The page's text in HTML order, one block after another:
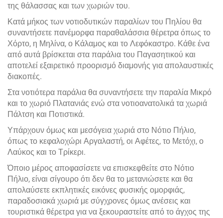
της θάλασσας και των χωριών του.
Κατά μήκος των νοτιοδυτικών παραλίων του Πηλίου θα
συναντήσετε πανέμορφα παραθαλάσσια θέρετρα όπως το
Χόρτο, η Μηλίνα, ο Κάλαμος και το Λεφόκαστρο. Κάθε ένα
από αυτά βρίσκεται στα παράλια του Παγασητικού και
αποτελεί εξαιρετικό προορισμό διαμονής για απολαυστικές
διακοπές.
Στα νοτιότερα παράλια θα συναντήσετε την παραλία Μικρό
και το χωριό Πλατανιάς ενώ στα νοτιοανατολικά τα χωριά
Πάλτση και Ποτιστικά.
Υπάρχουν όμως και μεσόγεια χωριά στο Νότιο Πήλιο,
όπως το κεφαλοχώρι Αργαλαστή, οι Αφέτες, το Μετόχι, ο
Λαύκος και το Τρίκερι.
Όποιο μέρος αποφασίσετε να επισκεφθείτε στο Νότιο
Πήλιο, είναι σίγουρο ότι δεν θα το μετανιώσετε και θα
απολαύσετε εκπλητικές εικόνες φυσικής ομορφιάς,
παραδοσιακά χωριά με σύγχρονες όμως ανέσεις και
τουριστικά θέρετρα για να ξεκουραστείτε από το άγχος της